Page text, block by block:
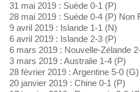
31 mai 2019 : Suède 0-1 (P)
28 mai 2019 : Suède 0-4 (P) Non
9 avril 2019 : Islande 1-1 (N)
6 avril 2019 : Islande 2-3 (P)
6 mars 2019 : Nouvelle-Zélande
3 mars 2019 : Australie 1-4 (P)
28 février 2019 : Argentine 5-0 (G)
20 janvier 2019 : Chine 0-1 (P)